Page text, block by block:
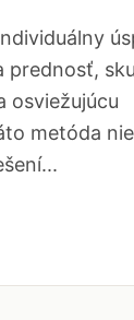
prednosť,
osviežujúcu
metóda